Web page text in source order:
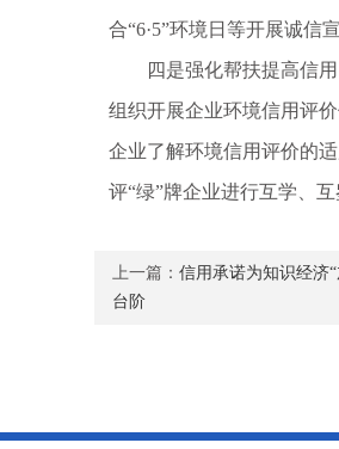
合“6·5”环境日等开展诚信
四是强化帮扶提高信用
组织开展企业环境信用评
企业了解环境信用评价的
评“绿”牌企业进行互学、
上一篇： 信用承诺为知识经济
台阶